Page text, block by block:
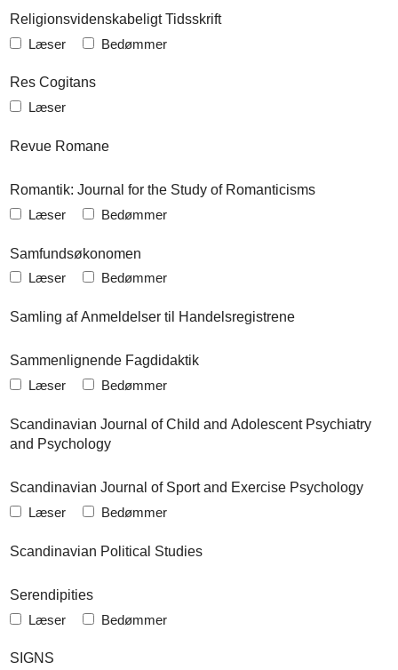
Religionsvidenskabeligt Tidsskrift
Læser Bedømmer
Res Cogitans
Læser
Revue Romane
Romantik: Journal for the Study of Romanticisms
Læser Bedømmer
Samfundsøkonomen
Læser Bedømmer
Samling af Anmeldelser til Handelsregistrene
Sammenlignende Fagdidaktik
Læser Bedømmer
Scandinavian Journal of Child and Adolescent Psychiatry
and Psychology
Scandinavian Journal of Sport and Exercise Psychology
Læser Bedømmer
Scandinavian Political Studies
Serendipities
Læser Bedømmer
SIGNS